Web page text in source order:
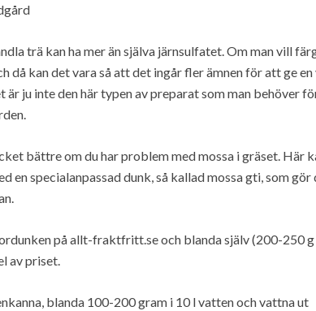
trä kan ha mer än själva järnsulfatet. Om man vill
då kan det vara så att det ingår fler ämnen för att ge en
ju inte den här typen av preparat som man behöver
bättre om du har problem med mossa i gräset. Här
en specialanpassad dunk, så kallad mossa gti, som gör
på allt-fraktfritt.se och blanda själv (200-250 g
av priset.
blanda 100-200 gram i 10 l vatten och vattna ut